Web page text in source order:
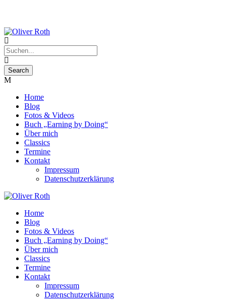
Home
Blog
Fotos & Videos
Buch „Earning by Doing“
Über mich
Classics
Termine
Kontakt
Impressum
Datenschutzerklärung
Home
Blog
Fotos & Videos
Buch „Earning by Doing“
Über mich
Classics
Termine
Kontakt
Impressum
Datenschutzerklärung